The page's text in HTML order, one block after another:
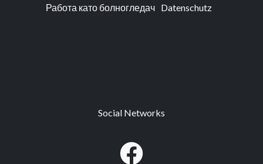
Работа като болногледач Datenschutz
Social Networks